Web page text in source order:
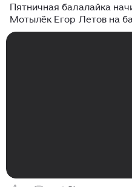
Пятничная балалайка
Мотылёк Егор Летов на